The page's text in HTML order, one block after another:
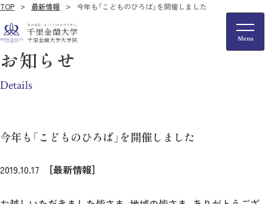
TOP 最新情報 今年も「こどものひろば」を開催しました
お知らせ
Details
今年も「こどものひろば」を開催しました
2019.10.17 ［最新情報］